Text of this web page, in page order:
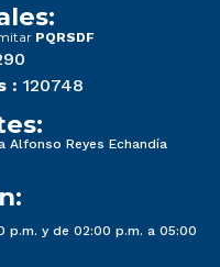
PQRSDF
: 120748
Alfonso Reyes Echandía
p.m. y de 02:00 p.m. a 05:00